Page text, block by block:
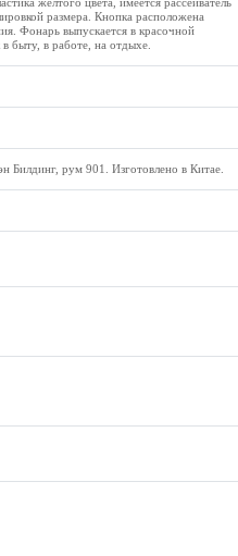
размера. Кнопка расположена
Фонарь выпускается в красочной
быту, в работе, на отдыхе.
рум 901. Изготовлено в Китае.